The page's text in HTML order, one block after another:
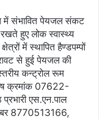
में संभावित पेयजल संकट
हुए लोक स्वास्थ्य
में स्थापित हैण्डपम्पों
से हुई पेयजल की
कन्ट्रोल रूम
क्रमांक 07622-
एस.एन.पाल
8770513166,